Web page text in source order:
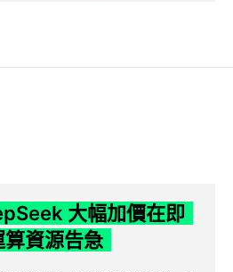
大幅加價在即
資源告急